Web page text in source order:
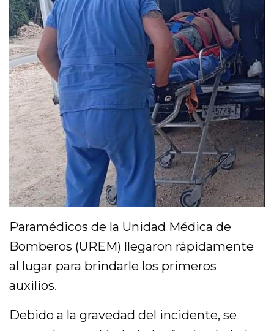
Paramédicos de la Unidad Médica de
Bomberos (UREM) llegaron rápidamente
al lugar para brindarle los primeros
auxilios.
Debido a la gravedad del incidente, se